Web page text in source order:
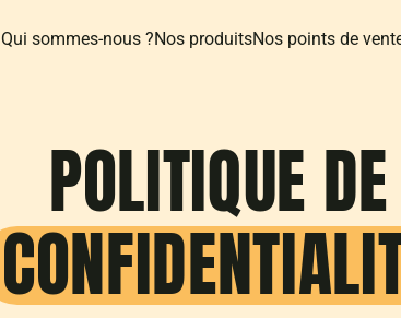
Qui sommes-nous ?Nos produitsNos points de
POLITIQUE DE